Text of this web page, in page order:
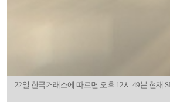
22일 한국거래소에 따르면 오후 12시 49분 현재